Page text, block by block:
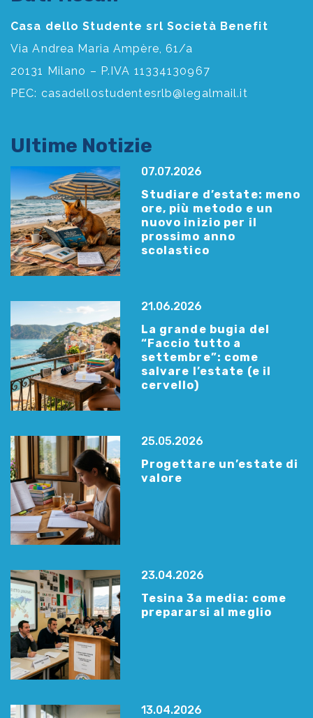
Casa dello Studente srl Società Benefit
Via Andrea Maria Ampère, 61/a
20131 Milano – P.IVA 11334130967
PEC: casadellostudentesrlb@legalmail.it
Ultime Notizie
07.07.2026
Studiare d’estate: meno
ore, più metodo e un
nuovo inizio per il
prossimo anno
scolastico
21.06.2026
La grande bugia del
“Faccio tutto a
settembre”: come
salvare l’estate (e il
cervello)
25.05.2026
Progettare un’estate di
valore
23.04.2026
Tesina 3a media: come
prepararsi al meglio
13.04.2026